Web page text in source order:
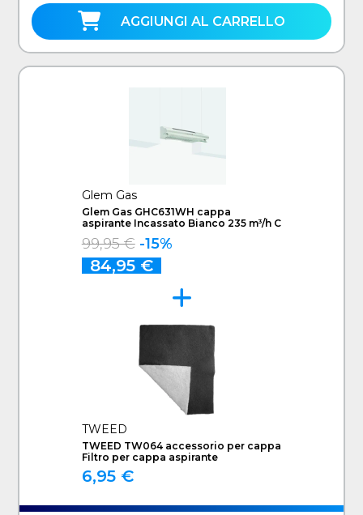
AGGIUNGI AL CARRELLO
Glem Gas
Glem Gas GHC631WH cappa
aspirante Incassato Bianco 235 m³/h C
99,95 € -15%
84,95 €
TWEED
TWEED TW064 accessorio per cappa
Filtro per cappa aspirante
6,95 €